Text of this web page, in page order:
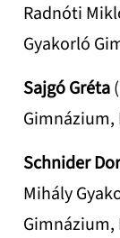
Radnóti
Gyakorló
Sajgó Gréta
Schnider
Mihály